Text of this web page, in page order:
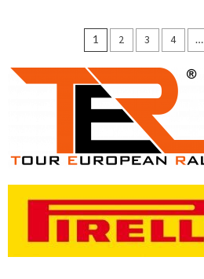
Ziņu
numerācija
pēc
lappusēm
1 2 3 4 …